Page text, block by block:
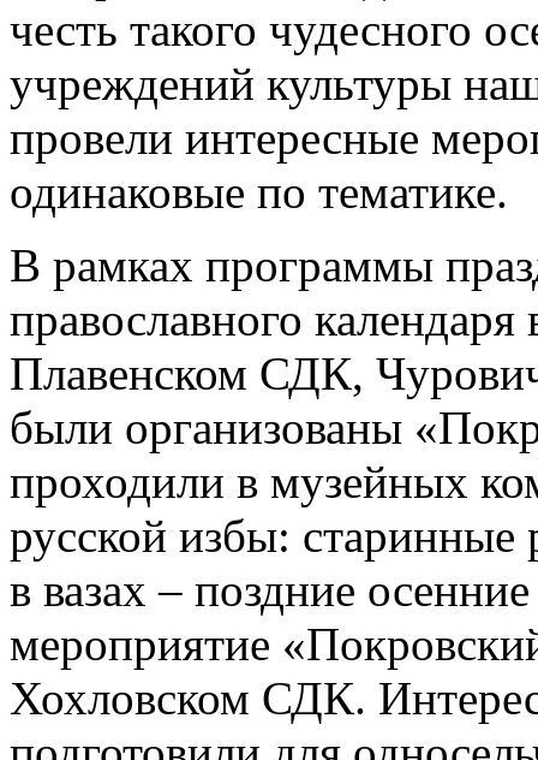
честь такого чудесного
учреждений культуры
провели интересные
одинаковые по тематике.
В рамках программы
православного
Плавенском СДК,
были организованы
проходили в музейных
русской избы:
в вазах – поздние
мероприятие
Хохловском СДК.